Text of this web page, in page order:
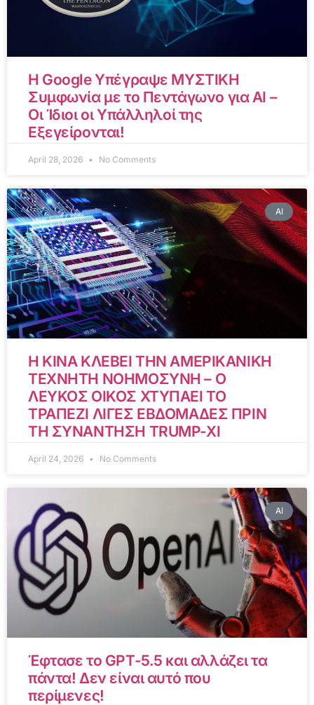
Η Google Υπέγραψε ΜΥΣΤΙΚΗ
Συμφωνία με το Πεντάγωνο για AI –
Οι Ίδιοι οι Υπάλληλοί της
Εξεγείρονται!
April 28, 2026 No Comments
AI
Η ΚΙΝΑ ΚΛΕΒΕΙ ΤΗΝ ΑΜΕΡΙΚΑΝΙΚΗ
ΤΕΧΝΗΤΗ ΝΟΗΜΟΣΥΝΗ – Ο
ΛΕΥΚΟΣ ΟΙΚΟΣ ΧΤΥΠΑΕΙ ΤΟ
ΤΡΑΠΕΖΙ ΛΙΓΕΣ ΕΒΔΟΜΑΔΕΣ ΠΡΙΝ
ΤΗ ΣΥΝΑΝΤΗΣΗ TRUMP-XI
April 24, 2026 No Comments
AI
Έφτασε το GPT-5.5 και αλλάζει τα
πάντα! Δεν είναι αυτό που
περίμενες!